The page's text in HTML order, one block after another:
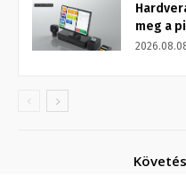
meg a